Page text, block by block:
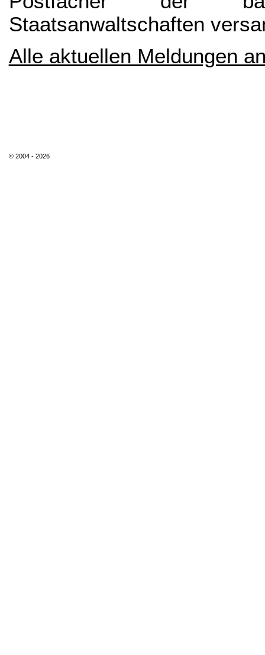
Staatsanwaltschaften
Alle aktuellen Meldungen
© 2004 - 2026